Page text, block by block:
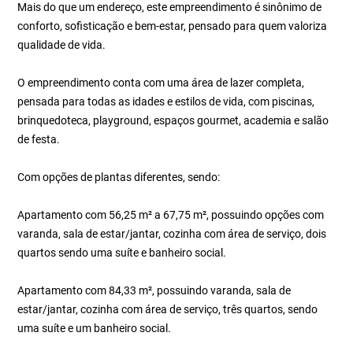
Mais do que um endereço, este empreendimento é sinônimo de
conforto, sofisticação e bem-estar, pensado para quem valoriza
qualidade de vida.
O empreendimento conta com uma área de lazer completa,
pensada para todas as idades e estilos de vida, com piscinas,
brinquedoteca, playground, espaços gourmet, academia e salão
de festa.
Com opções de plantas diferentes, sendo:
Apartamento com 56,25 m² a 67,75 m², possuindo opções com
varanda, sala de estar/jantar, cozinha com área de serviço, dois
quartos sendo uma suíte e banheiro social.
Apartamento com 84,33 m², possuindo varanda, sala de
estar/jantar, cozinha com área de serviço, três quartos, sendo
uma suíte e um banheiro social.